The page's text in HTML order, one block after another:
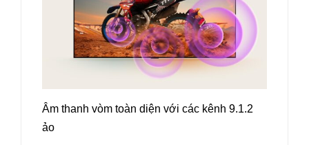
Âm thanh vòm toàn diện với các kênh 9.1.2
ảo